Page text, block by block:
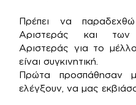
Πρέπει να
Αριστεράς και των
Αριστεράς για το
είναι συγκινητική.
Πρώτα προσπάθησαν
ελέγξουν, να μας